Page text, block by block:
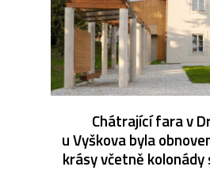
Chátrající fara v
u Vyškova byla
krásy včetně